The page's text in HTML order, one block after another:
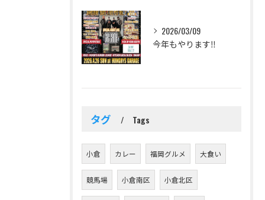
2026/03/09
今年もやります‼️
タグ Tags
小倉 カレー 福岡グルメ 大食い
競馬場 小倉南区 小倉北区